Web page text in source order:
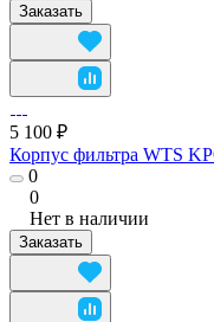
Заказать
5 100 ₽
Корпус фильтра WTS
0
0
Нет в наличии
Заказать